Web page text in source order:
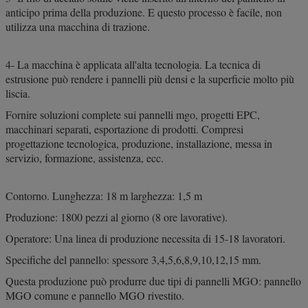
anticipo prima della produzione. E questo processo è facile, non
utilizza una macchina di trazione.
4- La macchina è applicata all'alta tecnologia. La tecnica di
estrusione può rendere i pannelli più densi e la superficie molto più
liscia.
Fornire soluzioni complete sui pannelli mgo, progetti EPC,
macchinari separati, esportazione di prodotti. Compresi
progettazione tecnologica, produzione, installazione, messa in
servizio, formazione, assistenza, ecc.
Contorno. Lunghezza: 18 m larghezza: 1,5 m
Produzione: 1800 pezzi al giorno (8 ore lavorative).
Operatore: Una linea di produzione necessita di 15-18 lavoratori.
Specifiche del pannello: spessore 3,4,5,6,8,9,10,12,15 mm.
Questa produzione può produrre due tipi di pannelli MGO: pannello
MGO comune e pannello MGO rivestito.